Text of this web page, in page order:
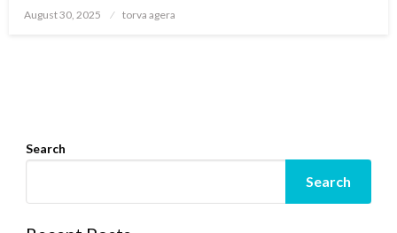
Posted
August 30, 2025 torva agera
Search
Search